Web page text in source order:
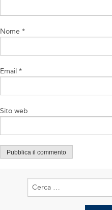
Nome *
Email *
Sito web